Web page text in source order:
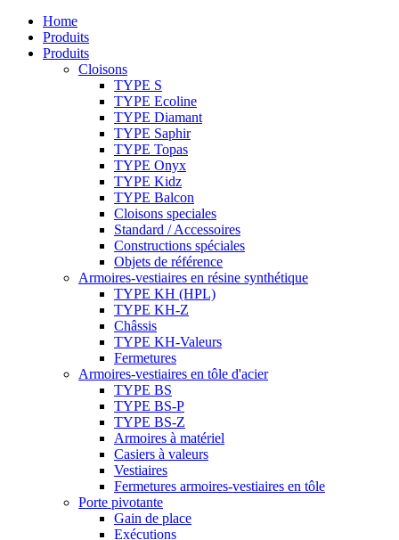
Home
Produits
Produits
Cloisons
TYPE S
TYPE Ecoline
TYPE Diamant
TYPE Saphir
TYPE Topas
TYPE Onyx
TYPE Kidz
TYPE Balcon
Cloisons speciales
Standard / Accessoires
Constructions spéciales
Objets de référence
Armoires-vestiaires en résine synthétique
TYPE KH (HPL)
TYPE KH-Z
Châssis
TYPE KH-Valeurs
Fermetures
Armoires-vestiaires en tôle d'acier
TYPE BS
TYPE BS-P
TYPE BS-Z
Armoires à matériel
Casiers à valeurs
Vestiaires
Fermetures armoires-vestiaires en tôle
Porte pivotante
Gain de place
Exécutions